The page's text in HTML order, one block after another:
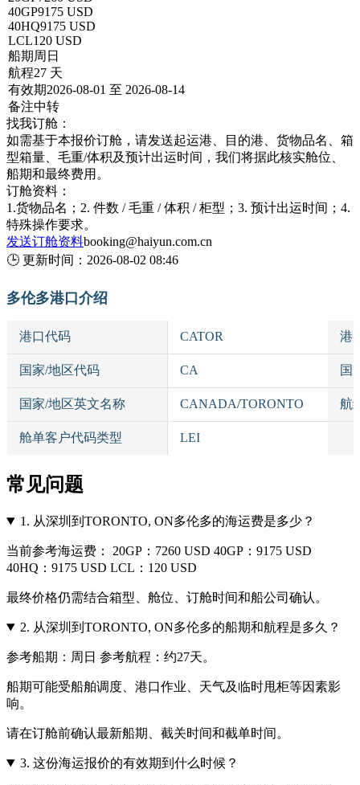
40GP9175 USD
40HQ9175 USD
LCL120 USD
船期 周日
航程27 天
有效期2026-08-01 至 2026-08-14
备注中转
找我订舱：
如需基于本报价订舱，请发送起运港、目的港、货物品名、箱
型箱量、毛重/体积及预计出运时间，我们将据此核实舱位、
船期和最终费用。
订舱资料：
1.货物品名；2. 件数 / 毛重 / 体积 / 柜型；3. 预计出运时间；4.
特殊操作要求。
发送订舱资料booking@haiyun.com.cn
🕒 更新时间： 2026-08-02 08:46
多伦多港口介绍
港口代码 CATOR 港
国家/地区代码 CA 国
国家/地区英文名称 CANADA/TORONTO 航
舱单客户代码类型 LEI
常见问题
1. 从深圳到TORONTO, ON多伦多的海运费是多少？
当前参考海运费： 20GP：7260 USD 40GP：9175 USD
40HQ：9175 USD LCL：120 USD
最终价格仍需结合箱型、舱位、订舱时间和船公司确认。
2. 从深圳到TORONTO, ON多伦多的船期和航程是多久？
参考船期：周日 参考航程：约27天。
船期可能受船舶调度、港口作业、天气及临时甩柜等因素影
响。
请在订舱前确认最新船期、截关时间和截单时间。
3. 这份海运报价的有效期到什么时候？